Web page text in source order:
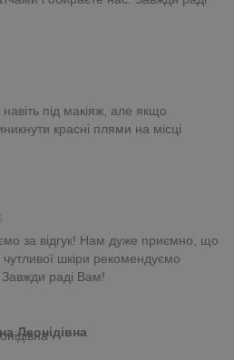
під макіяж, але якщо
красні плями на місці
за відгук! Нам дуже приємно, що
шкіри рекомендуємо
раді Вам!
Леонідівна